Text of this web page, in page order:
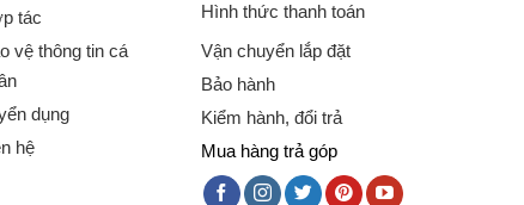
tác
vệ thông tin cá
dụng
hệ
Hình thức thanh toán
Vận chuyển lắp đặt
Bảo hành
Kiểm hành, đổi trả
Mua hàng trả góp